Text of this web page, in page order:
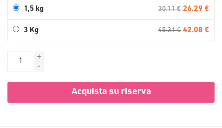
1,5 kg 30.11 € 26.29 €
3 Kg 45.31 € 42.08 €
+
-
Acquista su riserva